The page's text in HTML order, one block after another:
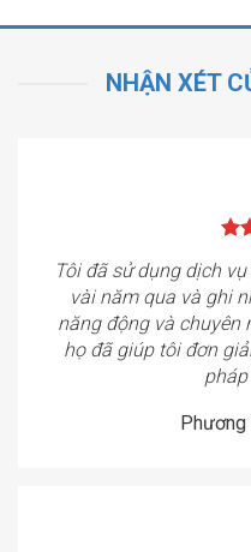
NHẬN XÉT
Tôi đã sử dụng dịch
vài năm qua và ghi
năng động và chuyên
họ đã giúp tôi đơn
pháp
Phương